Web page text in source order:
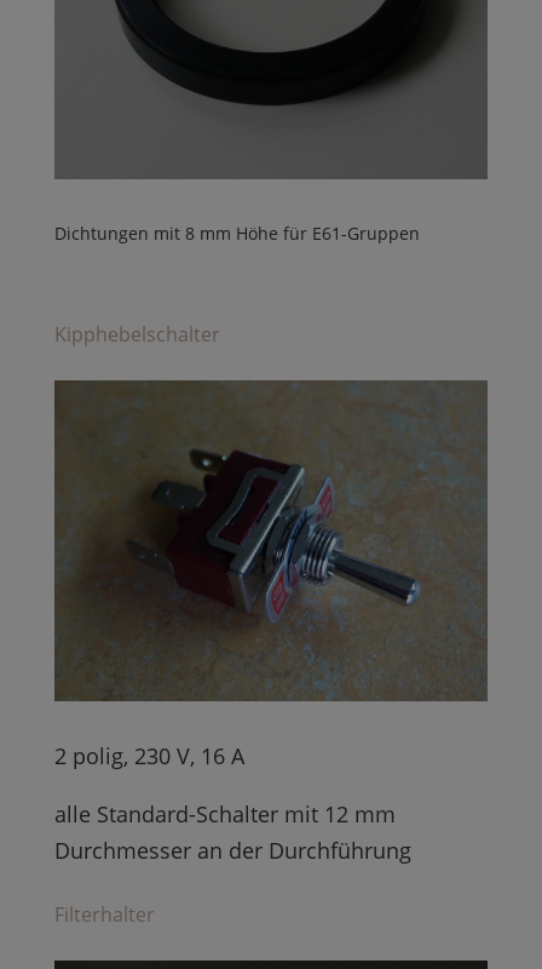
Dichtungen mit 8 mm Höhe für E61-Gruppen
Kipphebelschalter
2 polig, 230 V, 16 A
alle Standard-Schalter mit 12 mm
Durchmesser an der Durchführung
Filterhalter